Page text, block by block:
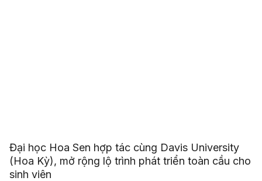
Đại học Hoa Sen hợp tác cùng Davis University
(Hoa Kỳ), mở rộng lộ trình phát triển toàn cầu cho
sinh viên